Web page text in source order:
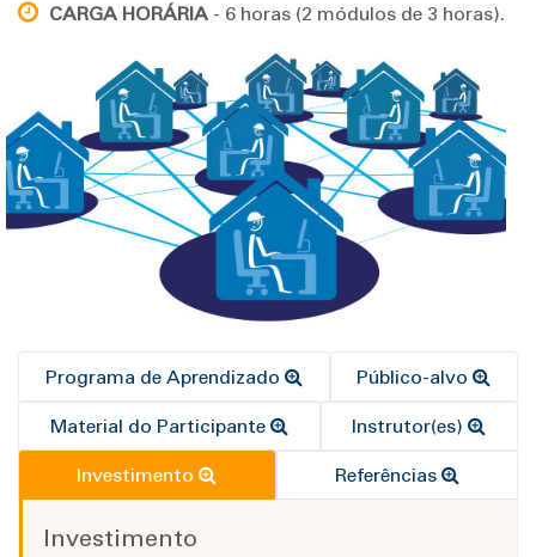
CARGA HORÁRIA - 6 horas (2 módulos de 3 horas).
Programa de Aprendizado Público-alvo
Material do Participante Instrutor(es)
Investimento Referências
Investimento